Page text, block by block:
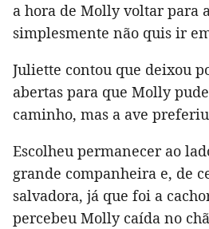
a hora de Molly voltar para
simplesmente não quis ir
Juliette contou que deixou
abertas para que Molly
caminho, mas a ave
Escolheu permanecer ao
grande companheira e, de
salvadora, já que foi a
percebeu Molly caída no